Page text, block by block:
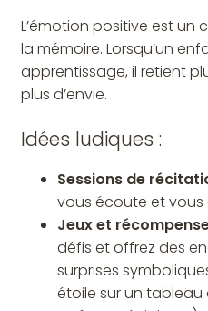
L’émotion positive est un
la mémoire. Lorsqu’un
apprentissage, il retient
plus d’envie.
Idées ludiques :
Sessions de
vous écoute et vous
Jeux et
défis et offrez des
surprises
étoile sur un tableau